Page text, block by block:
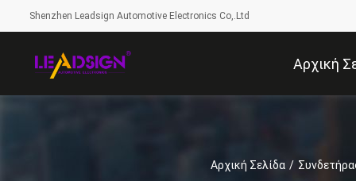
Shenzhen Leadsign Automotive Electronics Co,.Ltd
Αρχική
Αρχική Σελίδα /